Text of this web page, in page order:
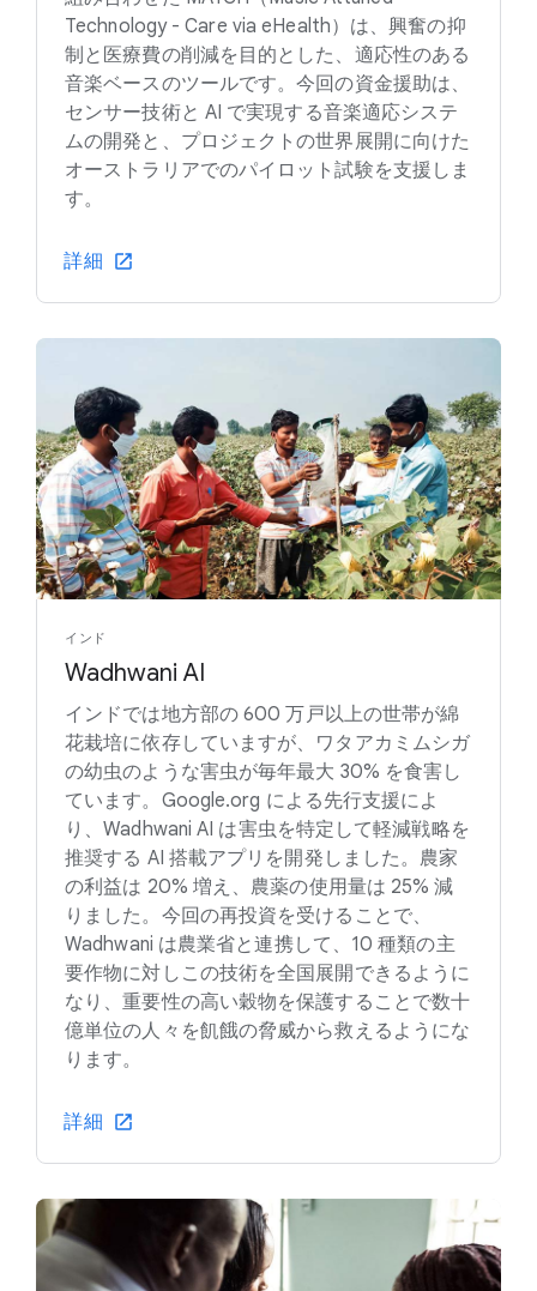
Technology - Care via eHealth）は、興奮の抑
制と医療費の削減を目的とした、適応性のある
音楽ベースのツールです。今回の資金援助は、
センサー技術と AI で実現する音楽適応システ
ムの開発と、プロジェクトの世界展開に向けた
オーストラリアでのパイロット試験を支援しま
す。
詳細
インド
Wadhwani AI
インドでは地方部の 600 万戸以上の世帯が綿
花栽培に依存していますが、ワタアカミムシガ
の幼虫のような害虫が毎年最大 30% を食害し
ています。Google.org による先行支援によ
り、Wadhwani AI は害虫を特定して軽減戦略を
推奨する AI 搭載アプリを開発しました。農家
の利益は 20% 増え、農薬の使用量は 25% 減
りました。今回の再投資を受けることで、
Wadhwani は農業省と連携して、10 種類の主
要作物に対しこの技術を全国展開できるように
なり、重要性の高い穀物を保護することで数十
億単位の人々を飢餓の脅威から救えるようにな
ります。
詳細